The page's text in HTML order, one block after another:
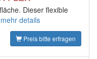
Dieser flexible
mehr details
Preis bitte erfragen